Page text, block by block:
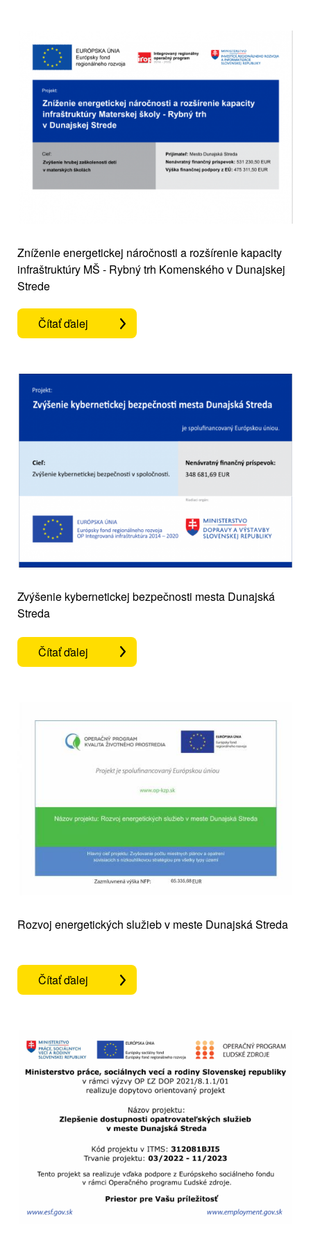
Zníženie energetickej náročnosti a rozšírenie kapacity
infraštruktúry MŠ - Rybný trh Komenského v Dunajskej
Strede
Čítať ďalej
Zvýšenie kybernetickej bezpečnosti mesta Dunajská
Streda
Čítať ďalej
Rozvoj energetických služieb v meste Dunajská Streda
Čítať ďalej